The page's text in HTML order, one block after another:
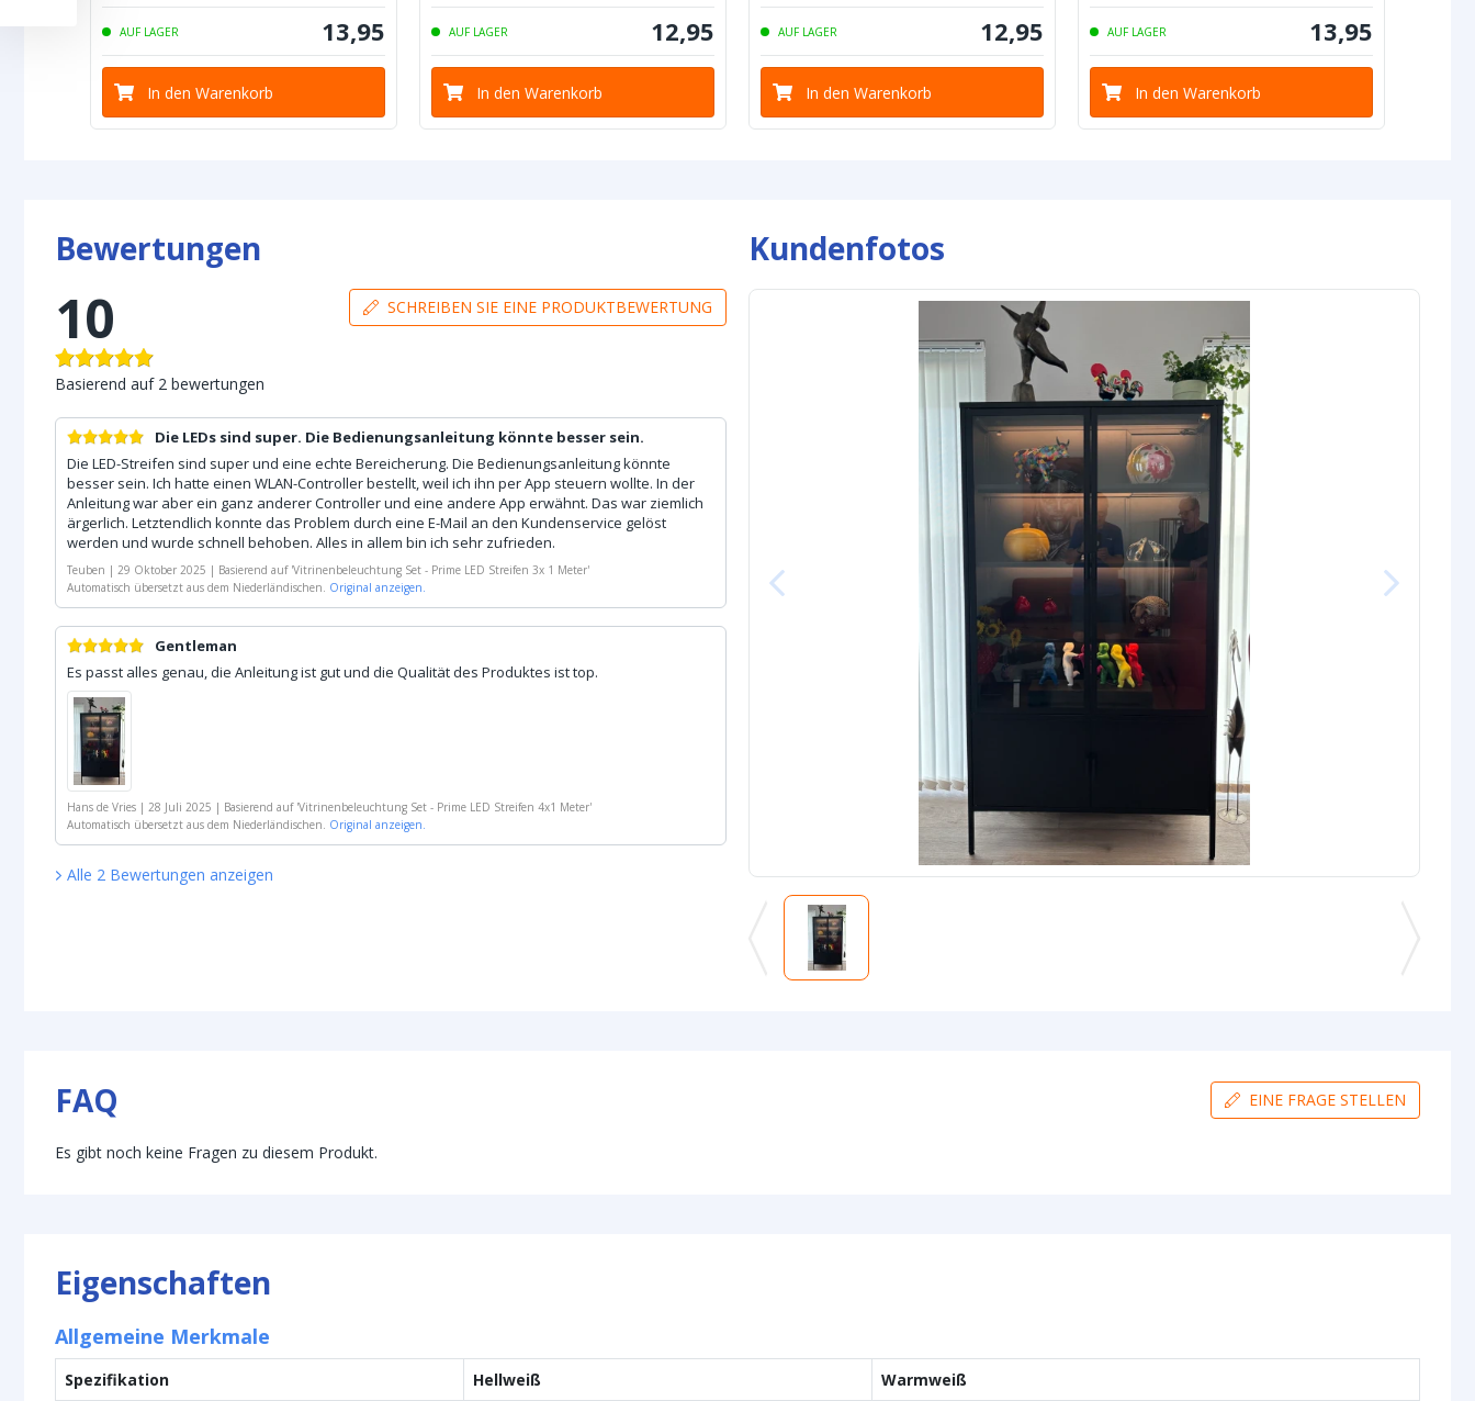
IP20
IP20
Hintergrundfarbe Streifen (PCB)
Weiß
Klebestreifen
IP20: 3M 300LSE
IP20: 3M
Dicke LED Streifen
Anschluss Anfang
5.5x2.1 DC-Stecker
5.5x2.1 DC-
5.5x2.1 DC-Stecker
Typ Männlich
AUF LAGER 13,95
In den Warenkorb
AUF LAGER 12,95
In den Warenkorb
AUF LAGER 12,95
In den Warenkorb
AUF LAGER 13,95
In den Warenkorb
Bewertungen
10
Basierend auf 2 bewertungen
SCHREIBEN SIE EINE PRODUKTBEWERTUNG
Die LEDs sind super. Die Bedienungsanleitung könnte besser sein.
Die LED-Streifen sind super und eine echte Bereicherung. Die Bedienungsanleitung könnte
besser sein. Ich hatte einen WLAN-Controller bestellt, weil ich ihn per App steuern wollte. In der
Anleitung war aber ein ganz anderer Controller und eine andere App erwähnt. Das war ziemlich
ärgerlich. Letztendlich konnte das Problem durch eine E-Mail an den Kundenservice gelöst
werden und wurde schnell behoben. Alles in allem bin ich sehr zufrieden.
Teuben | 29 Oktober 2025 | Basierend auf'Vitrinenbeleuchtung Set - Prime LED Streifen 3x 1 Meter'
Automatisch übersetzt aus dem Niederländischen. Original anzeigen.
Gentleman
Es passt alles genau, die Anleitung ist gut und die Qualität des Produktes ist top.
Hans de Vries | 28 Juli 2025 | Basierend auf'Vitrinenbeleuchtung Set - Prime LED Streifen 4x1 Meter'
Automatisch übersetzt aus dem Niederländischen. Original anzeigen.
Alle 2 Bewertungen anzeigen
Kundenfotos
FAQ EINE FRAGE STELLEN
Es gibt noch keine Fragen zu diesem Produkt.
Eigenschaften
Allgemeine Merkmale
Spezifikation Hellweiß Warmweiß